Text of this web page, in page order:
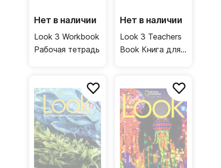
Нет в наличии
Look 3 Workbook
Рабочая тетрадь
Нет в наличии
Look 3 Teachers
Book Книга для